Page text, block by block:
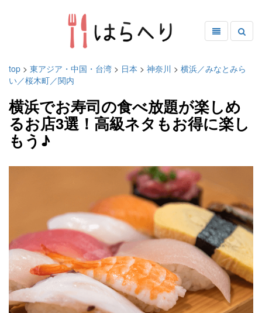
top > 東アジア・中国・台湾 > 日本 > 神奈川 > 横浜／みなとみら
い／桜木町／関内
横浜でお寿司の食べ放題が楽しめ
るお店3選！高級ネタもお得に楽し
もう♪